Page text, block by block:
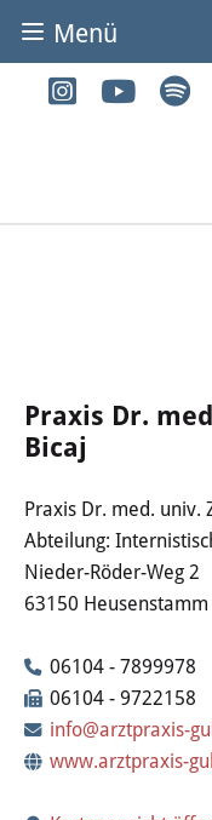
Praxis Dr.
Bicaj
Praxis Dr. med. univ.
Abteilung:
Nieder-Röder-Weg 2
63150 Heusenstamm
06104 - 7899978
06104 - 9722158
info@arztpraxis-
www.arztpraxis-
Menü
BÜRGER & STADT
Heirat
Abfall & Entsorgung
Wertstoffhof
Ortsgerichte &
Verwaltung & Politik
Satzungen &